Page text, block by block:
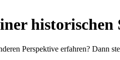
historischen
Perspektive erfahren? Dann